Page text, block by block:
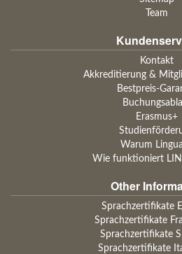
Team
Kontakt
Akkreditierung &
Bestpreis-
Erasmus+
Warum
Wie funktioniert
Other
Sprachzertifikate
Sprachzertifikate
Sprachzertifikate
Sprachzertifikate